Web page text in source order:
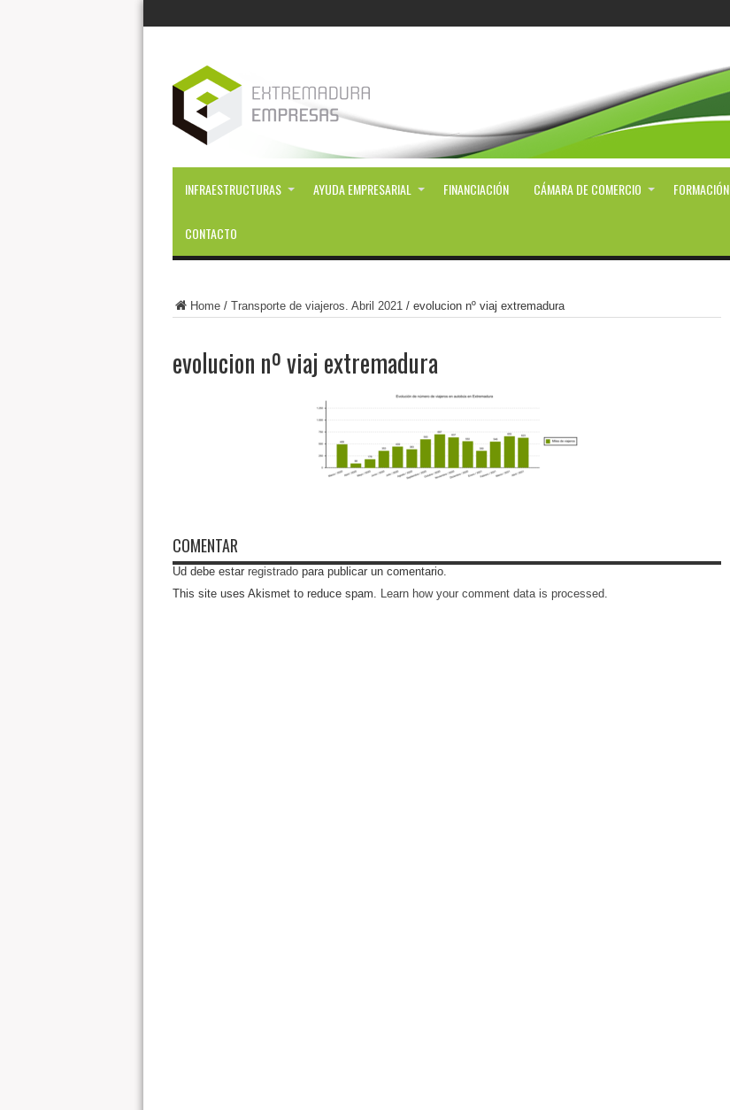
INFRAESTRUCTURAS AYUDA EMPRESARIAL FINANCIACIÓN CÁMARA DE COMERCIO FORMACIÓN
CONTACTO
Home/ Transporte de viajeros. Abril 2021/ evolucion nº viaj extremadura
evolucion nº viaj extremadura
COMENTAR
Ud debe estar registradopara publicar un comentario.
This site uses Akismet to reduce spam. Learn how your comment data is processed.